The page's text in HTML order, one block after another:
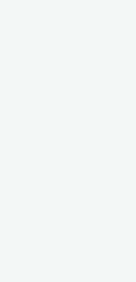
die Telemedizin
der Studie von